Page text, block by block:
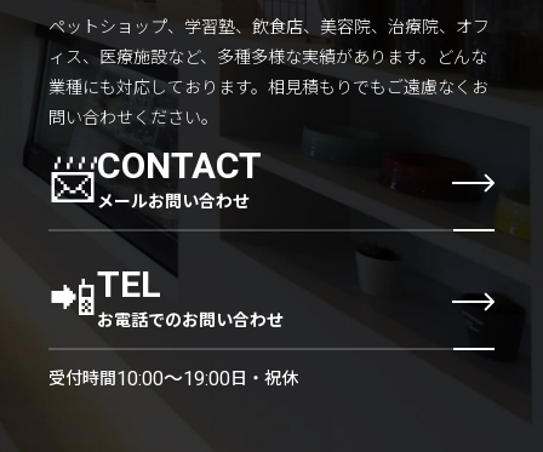
ペットショップ、学習塾、飲食店、美容院、治療院、オフ
ィス、医療施設など、多種多様な実績があります。 どんな
業種にも対応しております。 相見積もりでもご遠慮なくお
問い合わせください。
📨CONTACT
メールお問い合わせ
📲TEL
お電話でのお問い合わせ
受付時間10:00〜19:00日・祝休